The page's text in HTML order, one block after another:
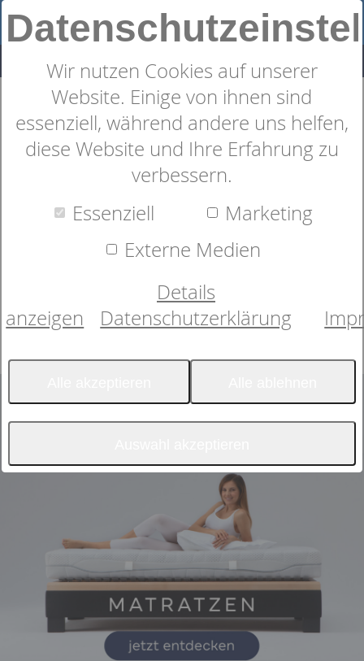
Wir nutzen Cookies auf unserer
Website. Einige von ihnen sind
essenziell, während andere uns helfen,
diese Website und Ihre Erfahrung zu
verbessern.
Essenziell
Marketing
Externe Medien
Details
anzeigen
Datenschutzerklärung
Alles rund um´s Bett